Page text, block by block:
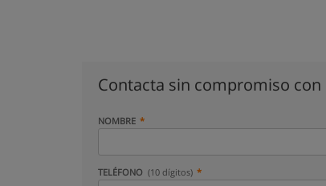
Contacta sin compromiso con
NOMBRE
TELÉFONO (10 dígitos)